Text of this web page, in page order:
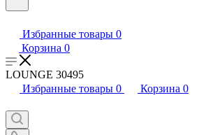
Избранные товары 0
Корзина 0
LOUNGE 30495
Избранные товары 0 Корзина 0